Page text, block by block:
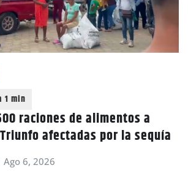
raciones de alimentos a
afectadas por la sequía
Ago 6, 2026